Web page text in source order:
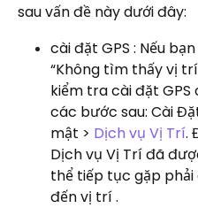
sau vấn đề này dưới đây:
cài đặt GPS : Nếu
“Không tìm thấy vị
kiểm tra cài đặt GPS
các bước sau: Cài
mật > Dịch vụ Vị Trí.
Dịch vụ Vị Trí đã
thể tiếp tục gặp
đến vị trí .